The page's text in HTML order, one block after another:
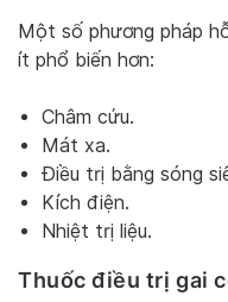
Một số phương pháp
ít phổ biến hơn:
Châm cứu.
Mát xa.
Điều trị bằng sóng
Kích điện.
Nhiệt trị liệu.
Thuốc điều trị gai